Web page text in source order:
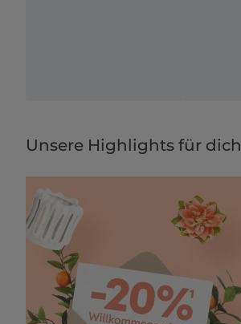
Unsere Highlights für dich